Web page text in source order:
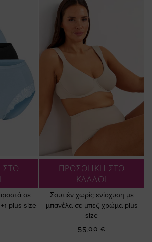
σε
plus size
ΠΡΟΣΘΗΚΗ ΣΤΟ
ΚΑΛΑΘΙ
Σουτιέν χωρίς ενίσχυση με
μπανέλα σε μπεζ χρώμα plus
size
55,00 €